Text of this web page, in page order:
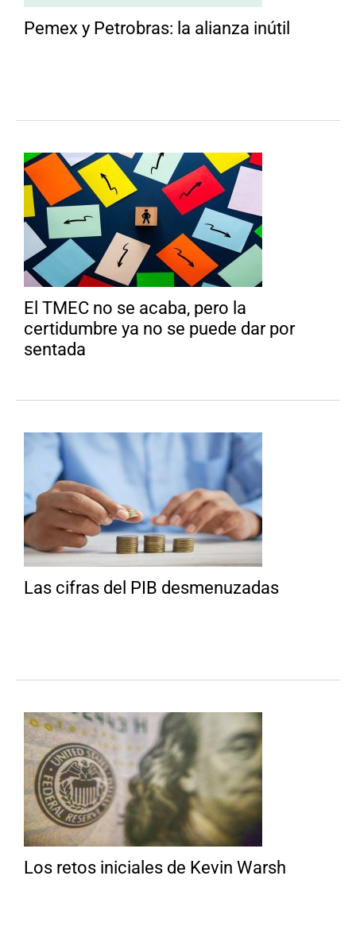
Pemex y Petrobras: la alianza inútil
El TMEC no se acaba, pero la
certidumbre ya no se puede dar por
sentada
Las cifras del PIB desmenuzadas
Los retos iniciales de Kevin Warsh